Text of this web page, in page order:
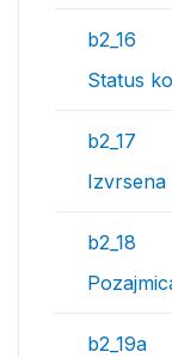
b2_16
Status
b2_17
Izvrsena
b2_18
b2_19a